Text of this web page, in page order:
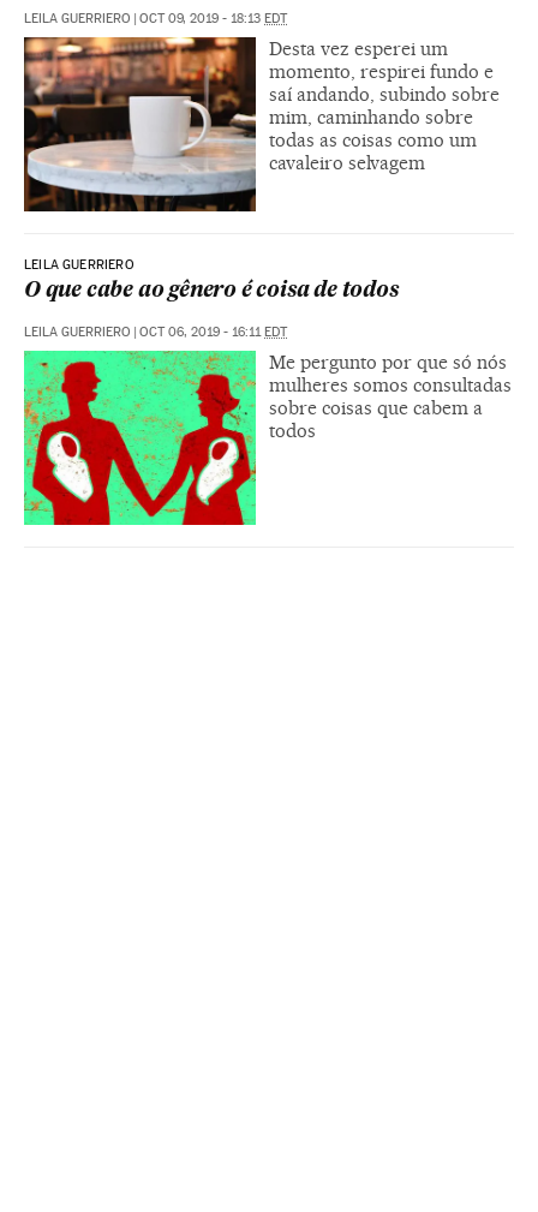
LEILA GUERRIERO | OCT 09, 2019 - 18:13 EDT
Desta vez esperei um
momento, respirei fundo e
saí andando, subindo sobre
mim, caminhando sobre
todas as coisas como um
cavaleiro selvagem
LEILA GUERRIERO
O que cabe ao gênero é coisa de todos
LEILA GUERRIERO | OCT 06, 2019 - 16:11EDT
Me pergunto por que só nós
mulheres somos consultadas
sobre coisas que cabem a
todos